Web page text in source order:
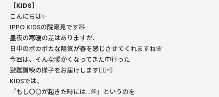
【KIDS】
こんにちは✨
IPPO KIDSの院瀬見です🧸
昼夜の寒暖の差はありますが、
日中のポカポカな陽気が春を感じさせてくれますね🌸
今回は、そんな暖かくなってきた中行った
避難訓練の様子をお届けします🏃‍♂️💨
KIDSでは、
『もし〇〇が起きた時には…💭』というのを